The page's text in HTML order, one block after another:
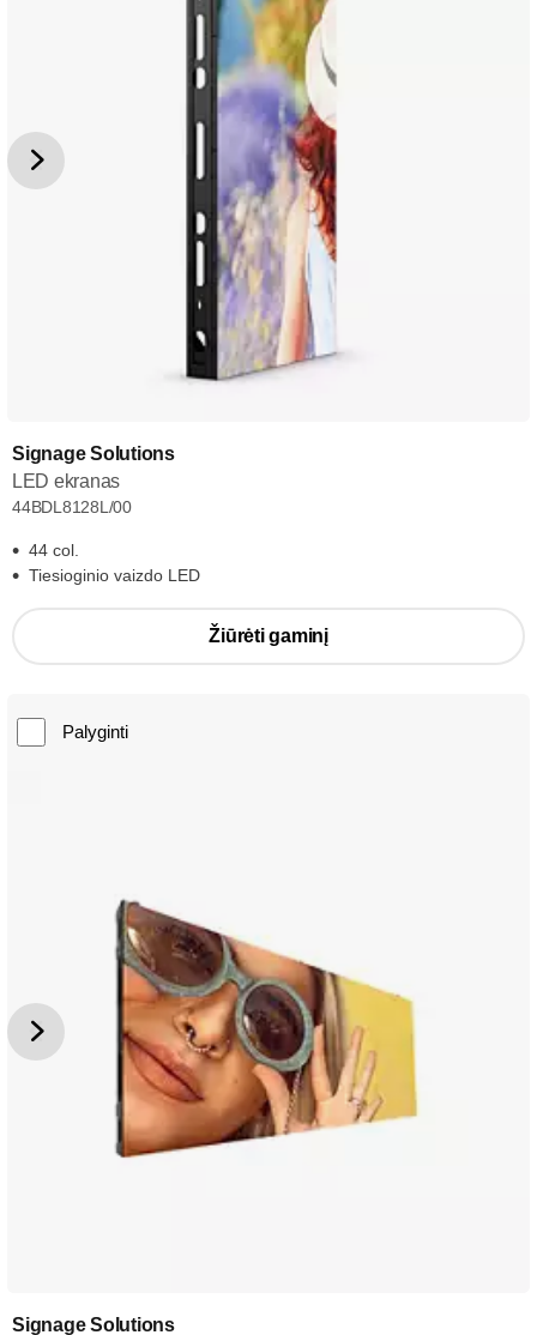
Signage Solutions
LED ekranas
44BDL8128L/00
44 col.
Tiesioginio vaizdo LED
Žiūrėti gaminį
Palyginti
Signage Solutions